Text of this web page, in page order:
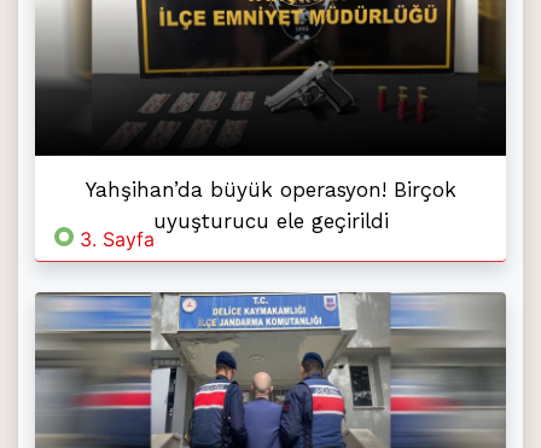
Yahşihan’da büyük operasyon! Birçok
uyuşturucu ele geçirildi
3. Sayfa